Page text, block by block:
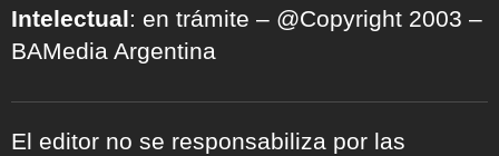
Intelectual: en trámite – @Copyright 2003 –
BAMedia Argentina
El editor no se responsabiliza por las